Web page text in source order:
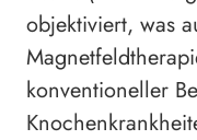
objektiviert, was
konventioneller